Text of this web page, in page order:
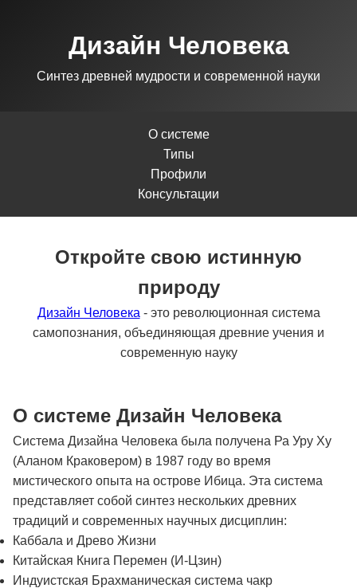
Дизайн Человека
Синтез древней мудрости и современной науки
О системе
Типы
Профили
Консультации
Откройте свою истинную
природу
Дизайн Человека - это революционная система
самопознания, объединяющая древние учения и
современную науку
О системе Дизайн Человека
Система Дизайна Человека была получена Ра Уру Ху
(Аланом Краковером) в 1987 году во время
мистического опыта на острове Ибица. Эта система
представляет собой синтез нескольких древних
традиций и современных научных дисциплин:
Каббала и Древо Жизни
Китайская Книга Перемен (И-Цзин)
Индуистская Брахманическая система чакр